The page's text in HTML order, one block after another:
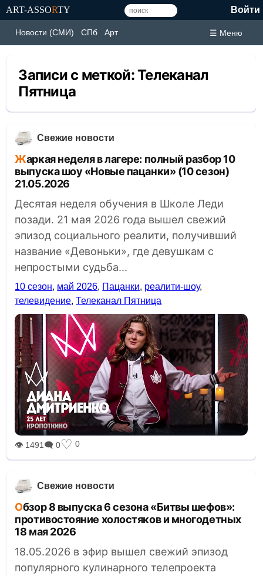
ART-ASSORTY Войти
Новости (СМИ) СПб Арт ☰ Меню
Записи с меткой:Телеканал
Пятница
Свежие новости
Жаркая неделя в лагере: полный разбор 10
выпуска шоу «Новые пацанки» (10 сезон)
21.05.2026
Десятая неделя обучения в Школе Леди
позади. 21 мая 2026 года вышел свежий
эпизод социального реалити, получивший
название «Девоньки», где девушкам с
непростыми судьба...
10 сезон, май 2026, Пацанки, реалити-шоу,
телевидение,Телеканал Пятница
👁 1491 🗨 0♡ 0
Свежие новости
Обзор 8 выпуска 6 сезона «Битвы шефов»:
противостояние холостяков и многодетных
18 мая 2026
18.05.2026 в эфир вышел свежий эпизод
популярного кулинарного телепроекта